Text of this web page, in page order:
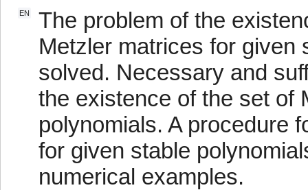
EN
The problem of the
Metzler matrices for given
solved. Necessary and
the existence of the set of
polynomials. A procedure
for given stable
numerical examples.